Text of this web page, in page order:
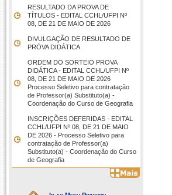
RESULTADO DA PROVA DE
TÍTULOS - EDITAL CCHL/UFPI Nº
08, DE 21 DE MAIO DE 2026
DIVULGAÇÃO DE RESULTADO DE
PRÓVA DIDÁTICA
ORDEM DO SORTEIO PROVA
DIDÁTICA - EDITAL CCHL/UFPI Nº
08, DE 21 DE MAIO DE 2026
Processo Seletivo para contratação
de Professor(a) Substituto(a) -
Coordenação do Curso de Geografia
INSCRIÇÕES DEFERIDAS - EDITAL
CCHL/UFPI Nº 08, DE 21 DE MAIO
DE 2026 - Processo Seletivo para
contratação de Professor(a)
Substituto(a) - Coordenação do Curso
de Geografia